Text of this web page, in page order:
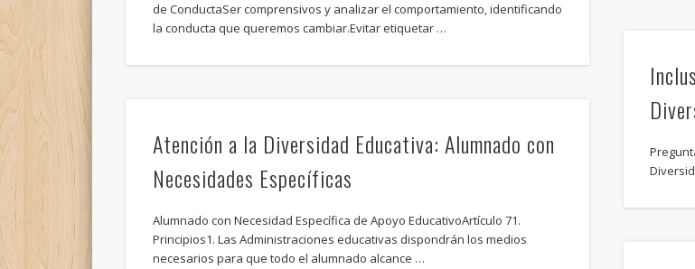
de ConductaSer comprensivos y analizar el comportamiento, identificando
la conducta que queremos cambiar.Evitar etiquetar …
Atención a la Diversidad Educativa: Alumnado con
Necesidades Específicas
Alumnado con Necesidad Específica de Apoyo EducativoArtículo 71.
Principios1. Las Administraciones educativas dispondrán los medios
necesarios para que todo el alumnado alcance …